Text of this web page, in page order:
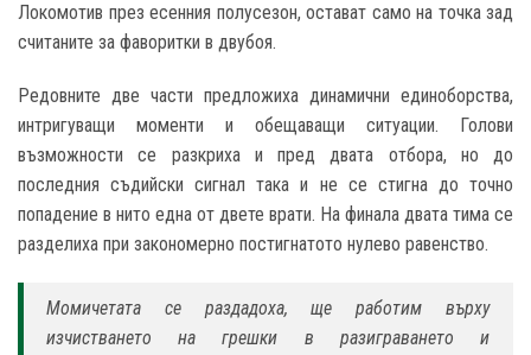
Локомотив през есенния полусезон, остават само на точка зад
считаните за фаворитки в двубоя.
Редовните две части предложиха динамични единоборства,
интригуващи моменти и обещаващи ситуации. Голови
възможности се разкриха и пред двата отбора, но до
последния съдийски сигнал така и не се стигна до точно
попадение в нито една от двете врати. На финала двата тима се
разделиха при закономерно постигнатото нулево равенство.
Момичетата се раздадоха, ще работим върху
изчистването на грешки в разиграването и